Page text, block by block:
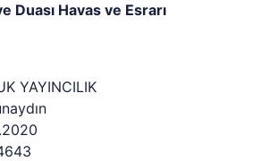
Duası Havas ve Esrarı
YAYINCILIK